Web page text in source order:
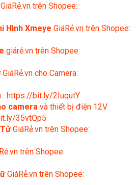
GiáRẻ.vn trên Shopee:
Hình XmeyeGiáRẻ.vn trên Shopee:
giárẻ.vn trên Shopee:
GiáRẻ.vn cho Camera:
: https://bit.ly/2IuqutY
cameravà thiết bị điện 12V
35vtQp5
GiáRẻ.vn trên Shopee:
trên Shopee:
GiáRẻ.vn trên Shopee: